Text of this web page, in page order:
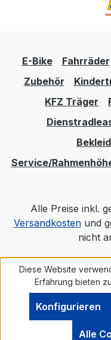
E-Bike Fahrräder
Zubehör
KFZ Träger
Service/
Alle Preise inkl.
Versandkostenund
nicht
Diese Website
Erfahrung bieten
Konfigurieren
Alle